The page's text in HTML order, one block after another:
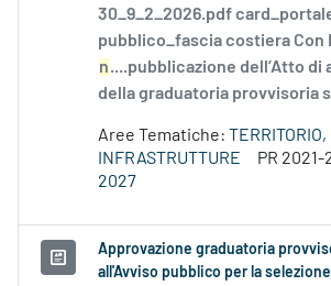
30_9_2_2026.pdf
pubblico_fascia costiera Con
n....pubblicazione dell’Atto di
della graduatoria provvisoria
Aree Tematiche:
INFRASTRUTTURE
PR 2021-
2027
Approvazione graduatoria
all'Avviso pubblico per la